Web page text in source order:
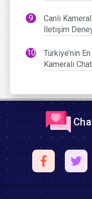
Canlı
İletişim
Türkiye’nin
Kameralı